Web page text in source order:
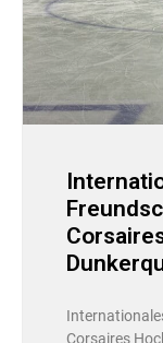
Corsaires